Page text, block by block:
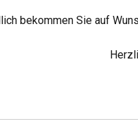
bekommen Sie auf